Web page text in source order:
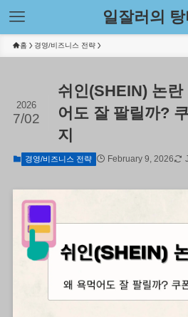
일잘러의
홈 경영/비즈니스 전략
쉬인(SHEIN) 논란
어도 잘 팔릴까?
지
2026
7/02
경영/비즈니스 전략 February 9, 2026